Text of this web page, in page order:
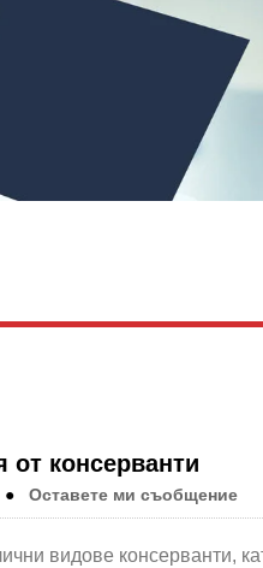
от консерванти
● Оставете ми съобщение
видове консерванти,